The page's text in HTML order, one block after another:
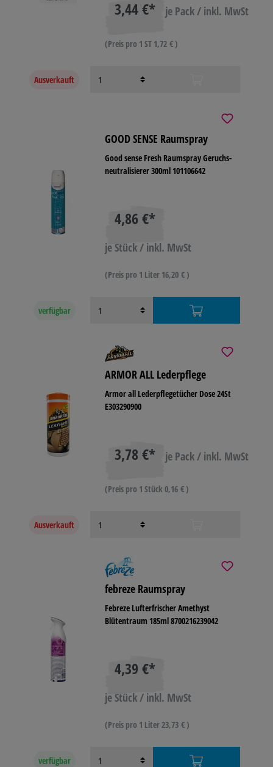
3,44 €* je Pack / inkl. MwSt
(Preis pro 1 ST 1,72 € )
Ausverkauft
GOOD SENSE Raumspray
Good sense Fresh Raumspray Geruchs-
neutralisierer 300ml 101106642
4,86 €*
je Stück / inkl. MwSt
(Preis pro 1 Liter 16,20 € )
verfügbar
ARMOR ALL Lederpflege
Armor all Lederpflegetücher Dose 24St
E303290900
3,78 €* je Pack / inkl. MwSt
(Preis pro 1 Stück 0,16 € )
Ausverkauft
febreze Raumspray
Febreze Lufterfrischer Amethyst
Blütentraum 185ml 8700216239042
4,39 €*
je Stück / inkl. MwSt
(Preis pro 1 Liter 23,73 € )
verfügbar